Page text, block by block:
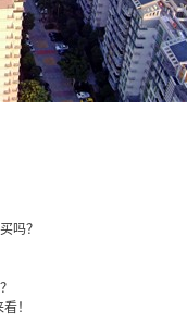
吗？
！​